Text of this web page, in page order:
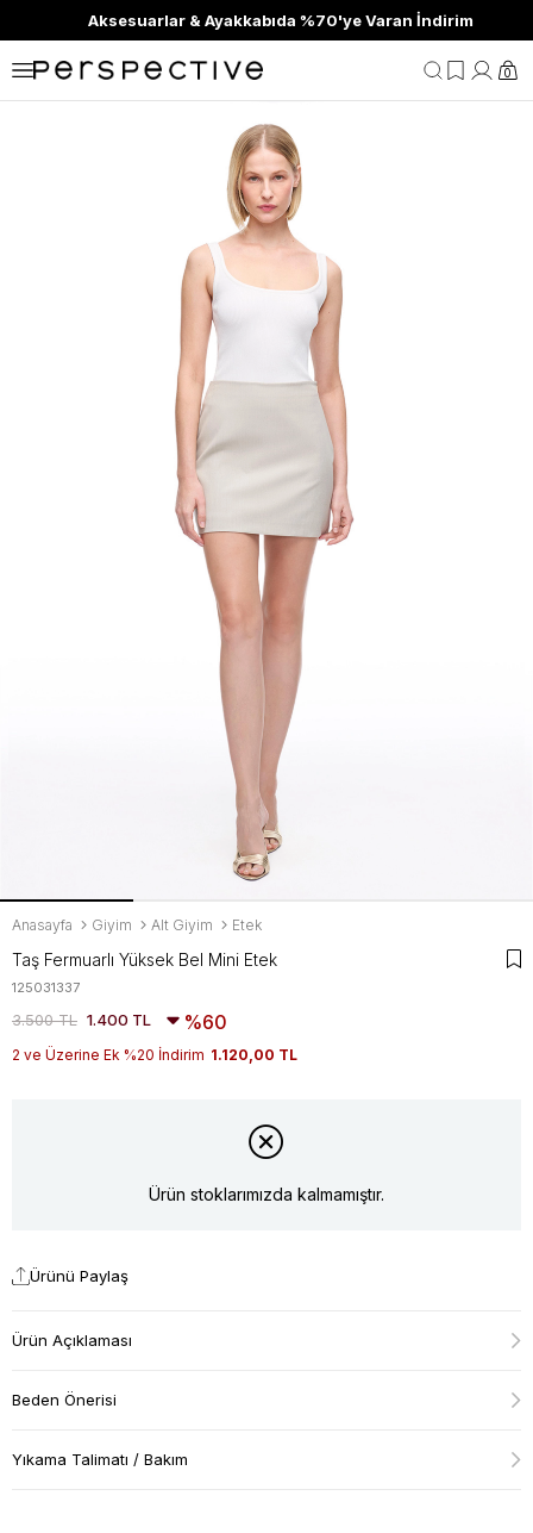
Aksesuarlar & Ayakkabıda %70'ye Varan İndirim
0
Anasayfa Giyim Alt Giyim Etek
Taş Fermuarlı Yüksek Bel Mini Etek
125031337
3.500 TL 1.400 TL 60
2 ve Üzerine Ek %20 İndirim 1.120,00 TL
Ürün stoklarımızda kalmamıştır.
Ürünü Paylaş
Ürün Açıklaması
Beden Önerisi
Yıkama Talimatı / Bakım